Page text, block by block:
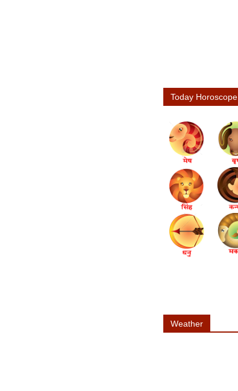
Today Horoscope
Weather